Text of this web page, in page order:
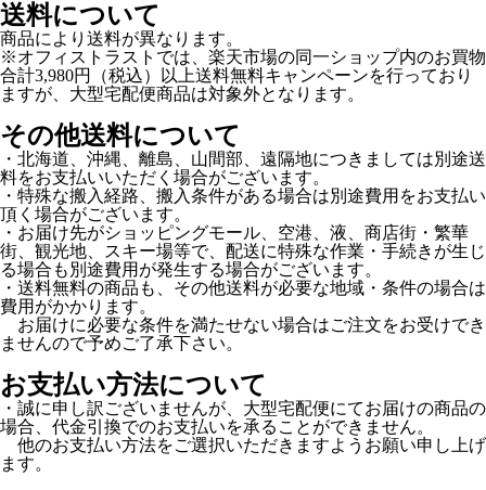
送料について
商品により送料が異なります。
※オフィストラストでは、楽天市場の同一ショップ内のお買物
合計3,980円（税込）以上送料無料キャンペーンを行っており
ますが、大型宅配便商品は対象外となります。
その他送料について
・北海道、沖縄、離島、山間部、遠隔地につきましては別途送
料をお支払いいただく場合がございます。
・特殊な搬入経路、搬入条件がある場合は別途費用をお支払い
頂く場合がございます。
・お届け先がショッピングモール、空港、液、商店街・繁華
街、観光地、スキー場等で、配送に特殊な作業・手続きが生じ
る場合も別途費用が発生する場合がございます。
・送料無料の商品も、その他送料が必要な地域・条件の場合は
費用がかかります。
お届けに必要な条件を満たせない場合はご注文をお受けでき
ませんので予めご了承下さい。
お支払い方法について
・誠に申し訳ございませんが、大型宅配便にてお届けの商品の
場合、代金引換でのお支払いを承ることができません。
他のお支払い方法をご選択いただきますようお願い申し上げ
ます。